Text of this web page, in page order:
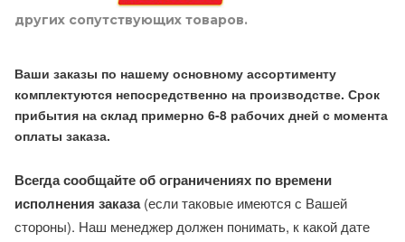
других сопутствующих товаров.
Ваши заказы по нашему основному ассортименту
комплектуются непосредственно на производстве. Срок
прибытия на склад примерно 6-8 рабочих дней с момента
оплаты заказа.
Всегда сообщайте об ограничениях по времени
исполнения заказа(если таковые имеются с Вашей
стороны). Наш менеджер должен понимать, к какой дате